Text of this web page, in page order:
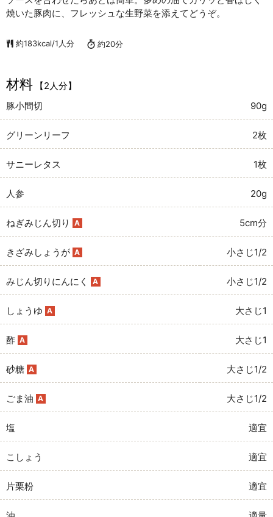
焼いた豚肉に、フレッシュな生野菜を添えてどうぞ。
約183kcal/1人分 約20分
材料
【2人分】
豚小間切
90g
グリーンリーフ 2枚
サニーレタス 1枚
人参 20g
ねぎみじん切り A 5cm分
きざみしょうが A 小さじ1/2
みじん切りにんにく A 小さじ1/2
しょうゆ A 大さじ1
酢 A 大さじ1
砂糖 A 大さじ1/2
ごま油 A 大さじ1/2
塩 適宜
こしょう 適宜
片栗粉 適宜